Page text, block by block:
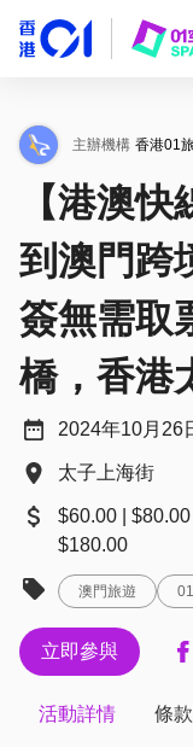
主辦機構 香港01
【港澳
到澳門跨
簽無需取
橋，香港
2024年10月26
太子上海街
$60.00 | $80.00
$180.00
澳門旅遊
立即參與
活動詳情 條